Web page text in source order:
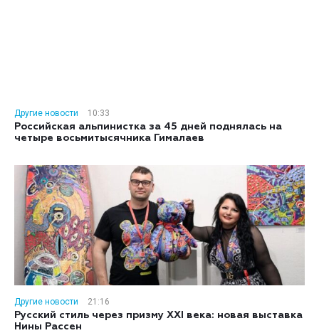
Другие новости
10:33
Российская альпинистка за 45 дней поднялась на
четыре восьмитысячника Гималаев
Другие новости
21:16
Русский стиль через призму XXI века: новая выставка
Нины Рассен